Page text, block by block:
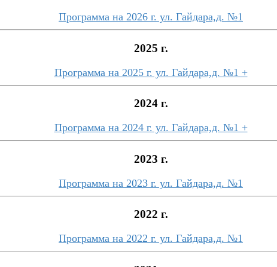
Программа на 2026 г. ул. Гайдара,д. №1
2025 г.
Программа на 2025 г. ул. Гайдара,д. №1 +
2024 г.
Программа на 2024 г. ул. Гайдара,д. №1 +
2023 г.
Программа на 2023 г. ул. Гайдара,д. №1
2022 г.
Программа на 2022 г. ул. Гайдара,д. №1